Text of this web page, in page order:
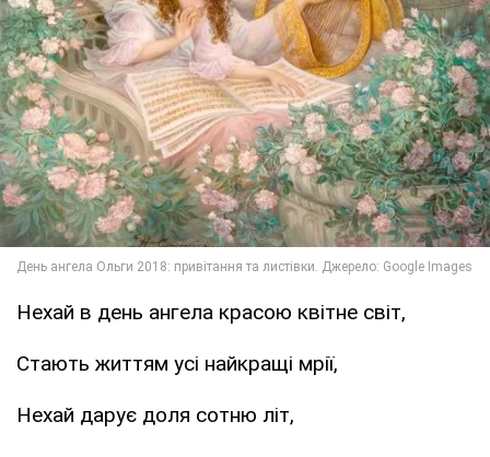
Нехай в день ангела красою квітне світ,
Стають життям усі найкращі мрії,
Нехай дарує доля сотню літ,